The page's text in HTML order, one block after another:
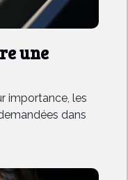
une
importance, les
dans